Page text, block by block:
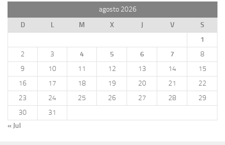
agosto 2026
D
L M X J V
S
1
2
3 4 5 6 7
8
9
10 11 12 13 14
15
16
17 18 19 20 21
22
23
24 25 26 27 28
29
30
31
« Jul